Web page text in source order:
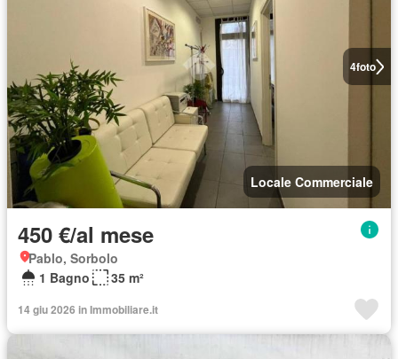
4foto
Locale Commerciale
450 €/al mese
Pablo, Sorbolo
1 Bagno
35 m²
14 giu 2026 in Immobiliare.it